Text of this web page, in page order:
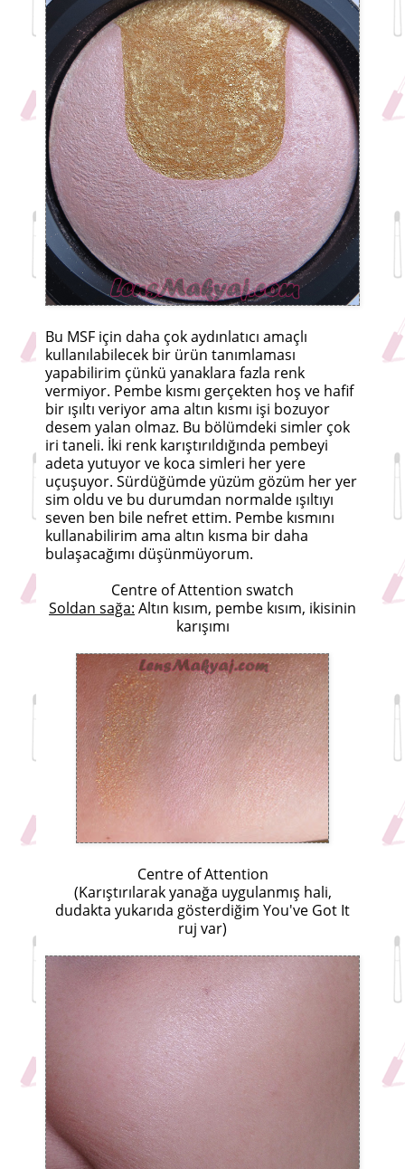
Bu MSF için daha çok aydınlatıcı amaçlı
kullanılabilecek bir ürün tanımlaması
yapabilirim çünkü yanaklara fazla renk
vermiyor. Pembe kısmı gerçekten hoş ve hafif
bir ışıltı veriyor ama altın kısmı işi bozuyor
desem yalan olmaz. Bu bölümdeki simler çok
iri taneli. İki renk karıştırıldığında pembeyi
adeta yutuyor ve koca simleri her yere
uçuşuyor. Sürdüğümde yüzüm gözüm her yer
sim oldu ve bu durumdan normalde ışıltıyı
seven ben bile nefret ettim. Pembe kısmını
kullanabilirim ama altın kısma bir daha
bulaşacağımı düşünmüyorum.
Centre of Attention swatch
Soldan sağa: Altın kısım, pembe kısım, ikisinin
karışımı
Centre of Attention
(Karıştırılarak yanağa uygulanmış hali,
dudakta yukarıda gösterdiğim You've Got It
ruj var)